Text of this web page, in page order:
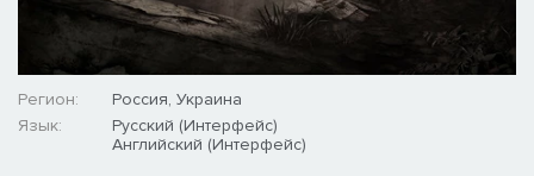
Регион:
Россия, Украина
Язык:
Русский (Интерфейс)
Английский (Интерфейс)